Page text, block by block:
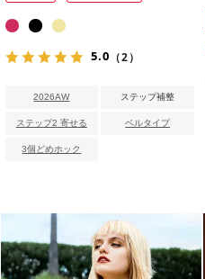
5.0 （2）
2026AW ステップ補整
ステップ2 寄せる ベルタイプ
3個どめホック